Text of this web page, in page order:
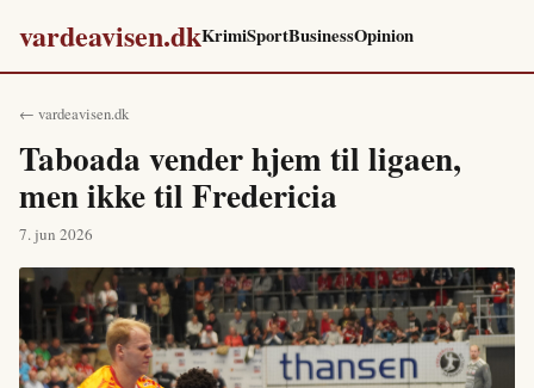
vardeavisen.dkKrimiSportBusinessOpinion
← vardeavisen.dk
Taboada vender hjem til ligaen,
men ikke til Fredericia
7. jun 2026